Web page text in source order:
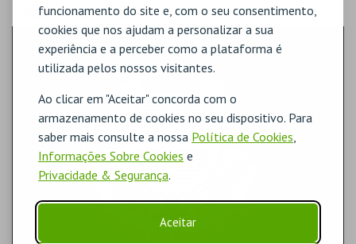
funcionamento do site e, com o seu consentimento,
cookies que nos ajudam a personalizar a sua
experiência e a perceber como a plataforma é
utilizada pelos nossos visitantes.
Ao clicar em "Aceitar" concorda com o
armazenamento de cookies no seu dispositivo. Para
saber mais consulte a nossa Política de Cookies
Informações Sobre Cookies e
Privacidade & Segurança.
Aceitar
PASSO- SECTOR
2º BALCÃO CENT IMP